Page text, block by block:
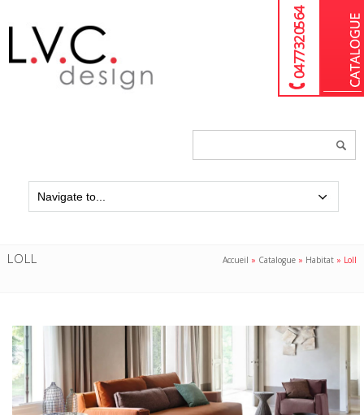
04 77 32 05 64
LOLL Accueil » Catalogue » Habitat » Loll